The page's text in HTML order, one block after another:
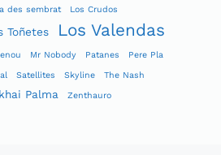
des sembrat Los Crudos
Toñetes Los Valendas
Mr Nobody Patanes Pere Pla
Satellites Skyline
The Nash
Palma Zenthauro